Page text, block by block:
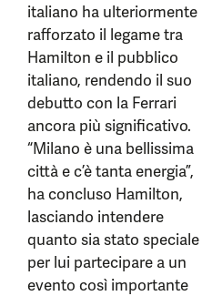
italiano ha ulteriormente
rafforzato il legame tra
Hamilton e il pubblico
italiano, rendendo il suo
debutto con la Ferrari
ancora più significativo.
“Milano è una bellissima
città e c’è tanta energia”,
ha concluso Hamilton,
lasciando intendere
quanto sia stato speciale
per lui partecipare a un
evento così importante